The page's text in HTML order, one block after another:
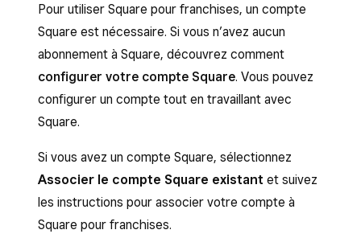
Pour utiliser Square pour franchises, un compte
Square est nécessaire. Si vous n’avez aucun
abonnement à Square, découvrez comment
configurer votre compte Square. Vous pouvez
configurer un compte tout en travaillant avec
Square.
Si vous avez un compte Square, sélectionnez
Associer le compte Square existant et suivez
les instructions pour associer votre compte à
Square pour franchises.